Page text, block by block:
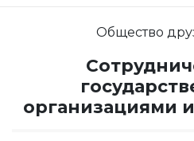
Общество
организациями